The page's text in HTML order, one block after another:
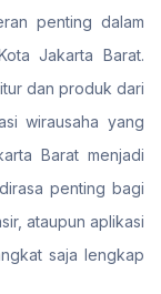
penting dalam
Jakarta Barat.
dan produk dari
wirausaha yang
Barat menjadi
penting bagi
ataupun aplikasi
saja lengkap